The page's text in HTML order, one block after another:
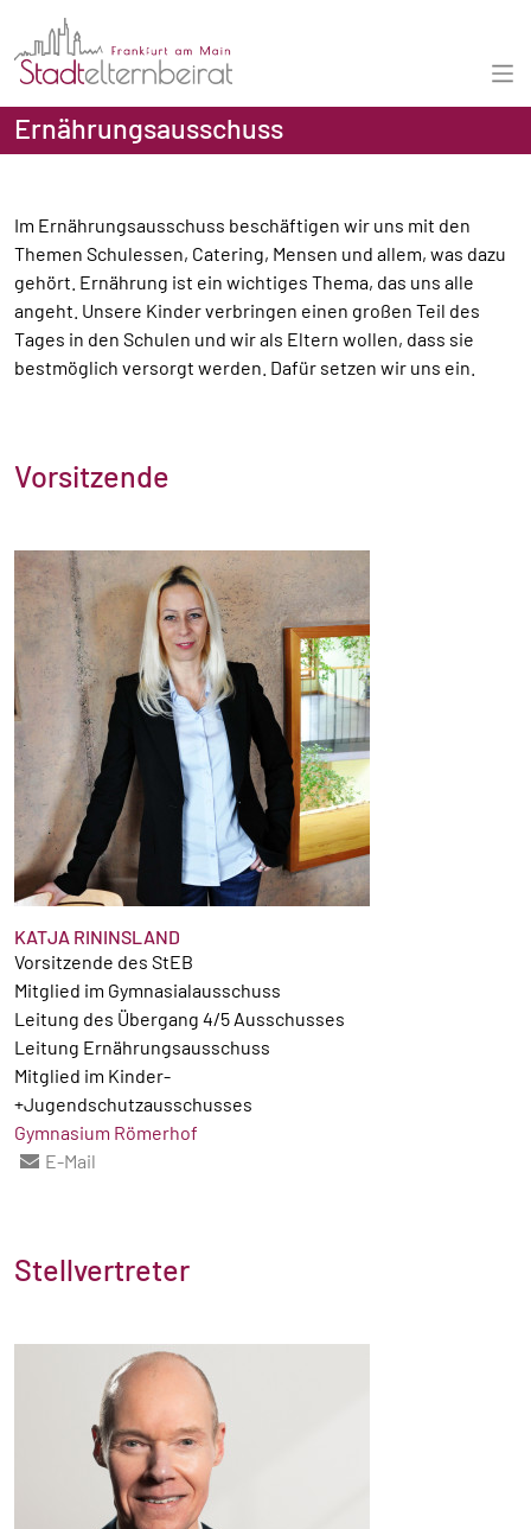
Ernährungsausschuss
Im Ernährungsausschuss beschäftigen wir uns mit den
Themen Schulessen, Catering, Mensen und allem, was dazu
gehört. Ernährung ist ein wichtiges Thema, das uns alle
angeht. Unsere Kinder verbringen einen großen Teil des
Tages in den Schulen und wir als Eltern wollen, dass sie
bestmöglich versorgt werden. Dafür setzen wir uns ein.
Vorsitzende
KATJA RININSLAND
Vorsitzende des StEB
Mitglied im Gymnasialausschuss
Leitung des Übergang 4/5 Ausschusses
Leitung Ernährungsausschuss
Mitglied im Kinder-
+Jugendschutzausschusses
Gymnasium Römerhof
E-Mail
Stellvertreter